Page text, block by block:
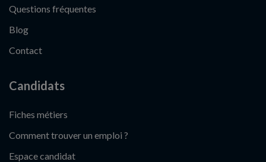
Questions fréquentes
Blog
Contact
Candidats
Fiches métiers
Comment trouver un emploi ?
Espace candidat